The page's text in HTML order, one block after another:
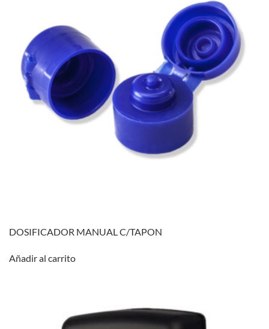
DOSIFICADOR MANUAL C/TAPON
Añadir al carrito